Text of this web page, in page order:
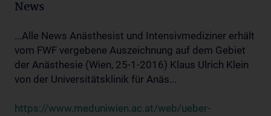
News
...Alle News Anästhesist und Intensivmediziner erhält
vom FWF vergebene Auszeichnung auf dem Gebiet
der Anästhesie (Wien, 25-1-2016) Klaus Ulrich Klein
von der Universitätsklinik für Anäs...
https://www.meduniwien.ac.at/web/ueber-